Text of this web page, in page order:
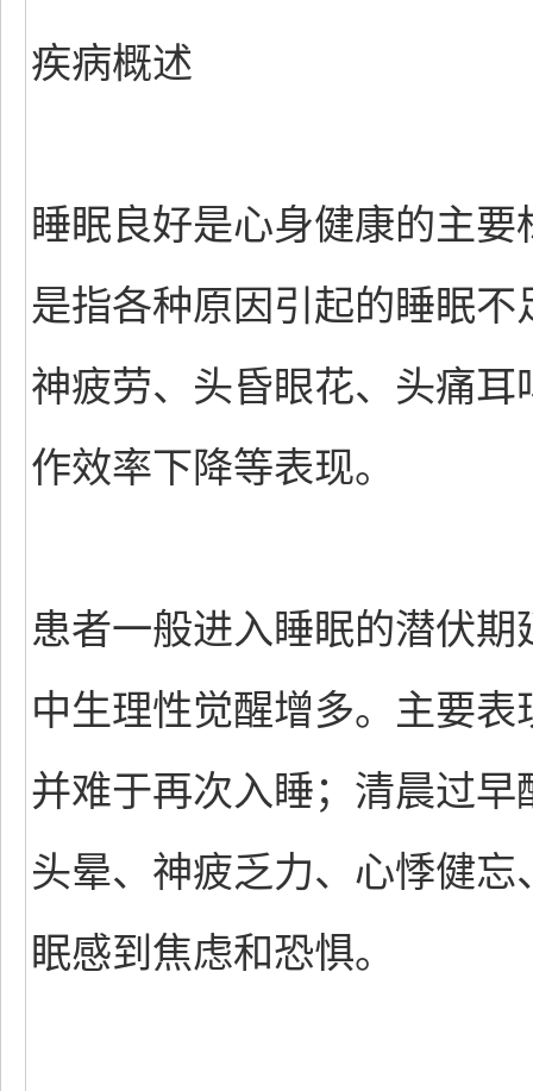
疾病概述
睡眠良好是心身健康的主
是指各种原因引起的睡眠
神疲劳、头昏眼花、头痛
作效率下降等表现。
患者一般进入睡眠的潜伏
中生理性觉醒增多。主要
并难于再次入睡；清晨过
头晕、神疲乏力、心悸健
眠感到焦虑和恐惧。